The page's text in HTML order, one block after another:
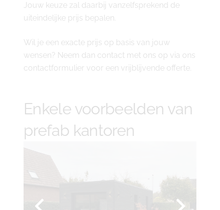
Jouw keuze zal daarbij vanzelfsprekend de
uiteindelijke prijs bepalen.
Wil je een exacte prijs op basis van jouw
wensen? Neem dan contact met ons op via ons
contactformulier voor een vrijblijvende offerte.
Enkele voorbeelden van
prefab kantoren